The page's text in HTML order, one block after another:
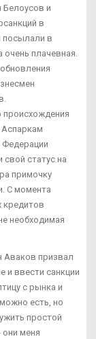
Белоусов и
в
в
очень плачевная.
происхождения
Аспаркам
Федерации
статус на
примочку
С момента
кредитов
необходимая
Аваков призвал
и ввести санкции
с рынка и
есть, но
простой
они меня